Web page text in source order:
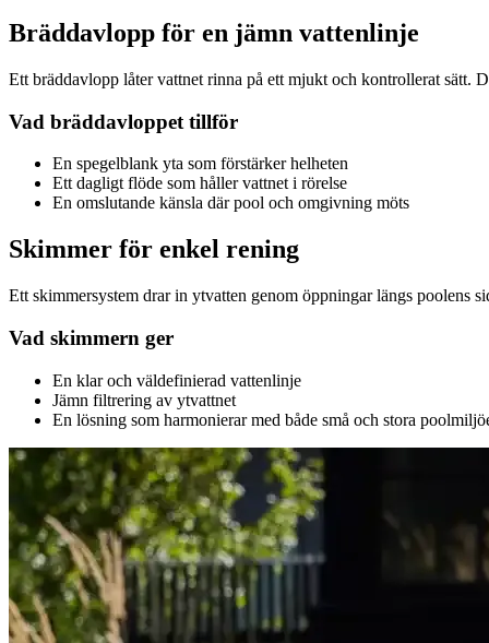
Bräddavlopp för en jämn vattenlinje
Ett bräddavlopp låter vattnet rinna på ett mjukt och kontrollerat sätt.
Vad bräddavloppet tillför
En spegelblank yta som förstärker helheten
Ett dagligt flöde som håller vattnet i rörelse
En omslutande känsla där pool och omgivning möts
Skimmer för enkel rening
Ett skimmersystem drar in ytvatten genom öppningar längs poolens
Vad skimmern ger
En klar och väldefinierad vattenlinje
Jämn filtrering av ytvattnet
En lösning som harmonierar med både små och stora